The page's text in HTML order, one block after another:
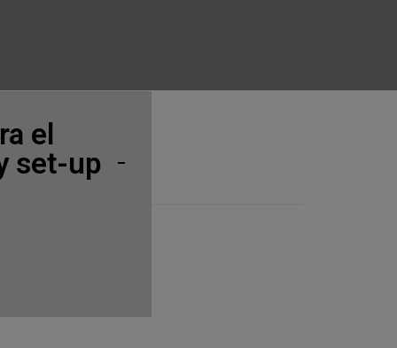
el
set-up